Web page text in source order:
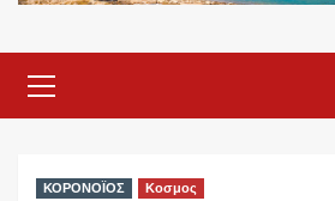
Menu
ΚΟΡΟΝΟΪΟΣ Κοσμος